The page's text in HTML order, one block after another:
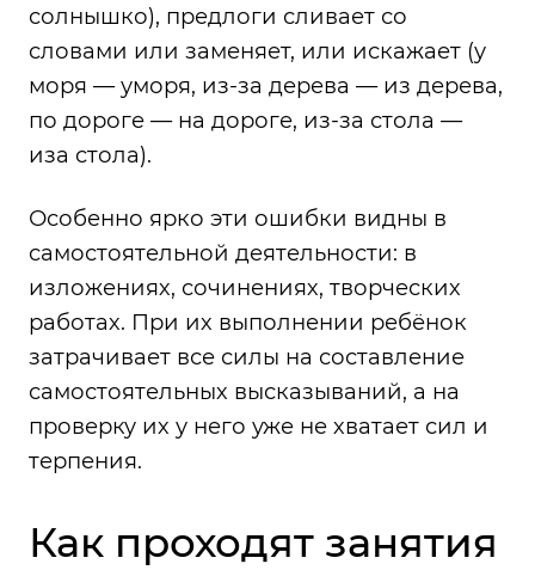
солнышко), предлоги сливает со
словами или заменяет, или искажает (у
моря — уморя, из-за дерева — из дерева,
по дороге — на дороге, из-за стола —
иза стола).
Особенно ярко эти ошибки видны в
самостоятельной деятельности: в
изложениях, сочинениях, творческих
работах. При их выполнении ребёнок
затрачивает все силы на составление
самостоятельных высказываний, а на
проверку их у него уже не хватает сил и
терпения.
Как проходят занятия